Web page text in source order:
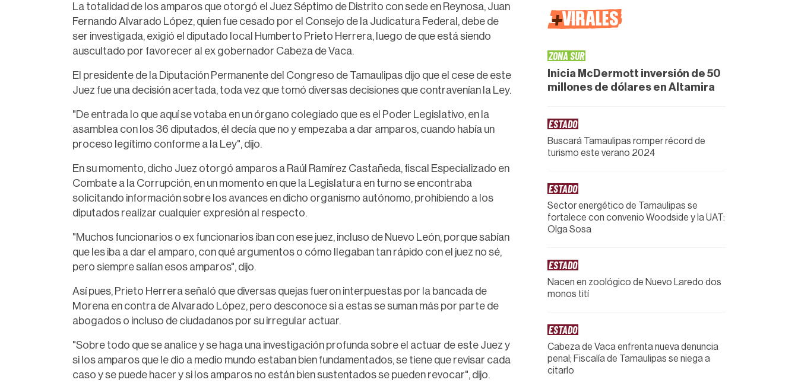
La totalidad de los amparos que otorgó el Juez Séptimo de Distrito con sede en Reynosa, Juan
Fernando Alvarado López, quien fue cesado por el Consejo de la Judicatura Federal, debe de
ser investigada, exigió el diputado local Humberto Prieto Herrera, luego de que está siendo
auscultado por favorecer al ex gobernador Cabeza de Vaca.
El presidente de la Diputación Permanente del Congreso de Tamaulipas dijo que el cese de este
Juez fue una decisión acertada, toda vez que tomó diversas decisiones que contravenían la Ley.
"De entrada lo que aquí se votaba en un órgano colegiado que es el Poder Legislativo, en la
asamblea con los 36 diputados, él decía que no y empezaba a dar amparos, cuando había un
proceso legítimo conforme a la Ley", dijo.
En su momento, dicho Juez otorgó amparos a Raúl Ramírez Castañeda, fiscal Especializado en
Combate a la Corrupción, en un momento en que la Legislatura en turno se encontraba
solicitando información sobre los avances en dicho organismo autónomo, prohibiendo a los
diputados realizar cualquier expresión al respecto.
"Muchos funcionarios o ex funcionarios iban con ese juez, incluso de Nuevo León, porque sabían
que les iba a dar el amparo, con qué argumentos o cómo llegaban tan rápido con el juez no sé,
pero siempre salían esos amparos", dijo.
Así pues, Prieto Herrera señaló que diversas quejas fueron interpuestas por la bancada de
Morena en contra de Alvarado López, pero desconoce si a estas se suman más por parte de
abogados o incluso de ciudadanos por su irregular actuar.
"Sobre todo que se analice y se haga una investigación profunda sobre el actuar de este Juez y
si los amparos que le dio a medio mundo estaban bien fundamentados, se tiene que revisar cada
caso y se puede hacer y si los amparos no están bien sustentados se pueden revocar", dijo.
+VIRALES
ZONA SUR
Inicia McDermott inversión de 50
millones de dólares en Altamira
ESTADO
Buscará Tamaulipas romper récord de
turismo este verano 2024
ESTADO
Sector energético de Tamaulipas se
fortalece con convenio Woodside y la UAT:
Olga Sosa
ESTADO
Nacen en zoológico de Nuevo Laredo dos
monos tití
ESTADO
Cabeza de Vaca enfrenta nueva denuncia
penal; Fiscalía de Tamaulipas se niega a
citarlo